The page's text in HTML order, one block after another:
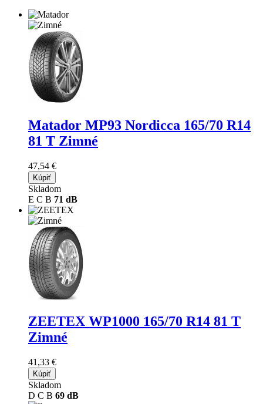
Matador MP93 Nordicca 165/70 R14
81 T Zimné
47,54 €
Kúpiť
Skladom
E C B 71 dB
ZEETEX WP1000 165/70 R14 81 T
Zimné
41,33 €
Kúpiť
Skladom
D C B 69 dB